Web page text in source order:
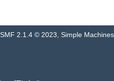
SMF 2.1.4 © 2023, Simple Machines